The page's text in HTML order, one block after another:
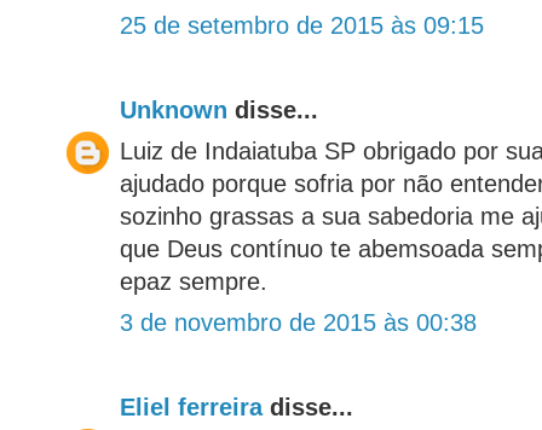
25 de setembro de 2015 às 09:15
Unknown disse...
Luiz de Indaiatuba SP obrigado por
ajudado porque sofria por não
sozinho grassas a sua sabedoria me
que Deus contínuo te abemsoada
epaz sempre.
3 de novembro de 2015 às 00:38
Eliel ferreiradisse...